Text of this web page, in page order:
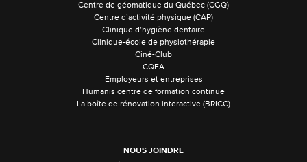
Centre de géomatique du Québec (CGQ)
Centre d’activité physique (CAP)
Clinique d’hygiène dentaire
Clinique-école de physiothérapie
Ciné-Club
CQFA
Employeurs et entreprises
Humanis centre de formation continue
La boîte de rénovation interactive (BRICC)
NOUS JOINDRE